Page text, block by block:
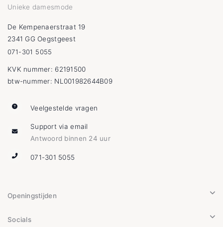
Unieke damesmode
De Kempenaerstraat 19
2341 GG Oegstgeest
071-301 5055
KVK nummer: 62191500
btw-nummer: NL001982644B09
Veelgestelde vragen
Support via email
Antwoord binnen 24 uur
071-301 5055
Openingstijden
Socials